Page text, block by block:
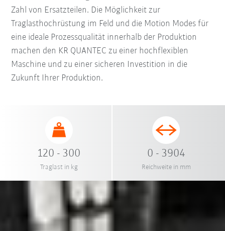
Zahl von Ersatzteilen. Die Möglichkeit zur
Traglasthochrüstung im Feld und die Motion Modes für
eine ideale Prozessqualität innerhalb der Produktion
machen den KR QUANTEC zu einer hochflexiblen
Maschine und zu einer sicheren Investition in die
Zukunft Ihrer Produktion.
120 - 300
Traglast in kg
0 - 3904
Reichweite in mm